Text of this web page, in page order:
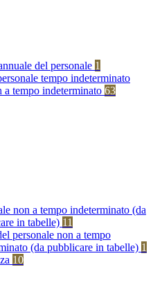
del personale 1
tempo indeterminato
a tempo indeterminato 63
non a tempo indeterminato (da
in tabelle) 11
personale non a tempo
(da pubblicare in tabelle) 1
10